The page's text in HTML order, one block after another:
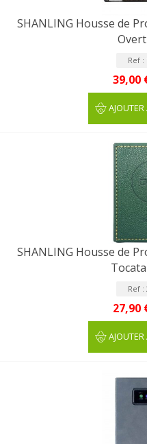
SHANLING Housse de
Ref :
39,00
SHANLING Housse de
Ref :
27,90